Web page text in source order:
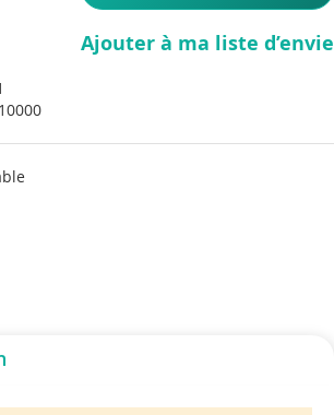
Ajouter à ma liste d’envie